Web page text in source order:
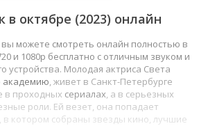
в октябре (2023) онлайн
вы можете смотреть онлайн полностью в
и 1080p бесплатно с отличным звуком и
устройства. Молодая актриса Света
академию, живет в Санкт-Петербурге
в проходных сериалах, а в серьезных
роли. Ей везет, она попадает
в котором собраны звезды кино, лучшие